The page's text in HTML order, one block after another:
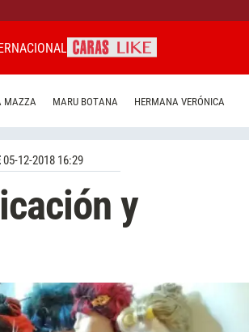
MAZZA MARU BOTANA HERMANA VERÓNICA
05-12-2018 16:29
y